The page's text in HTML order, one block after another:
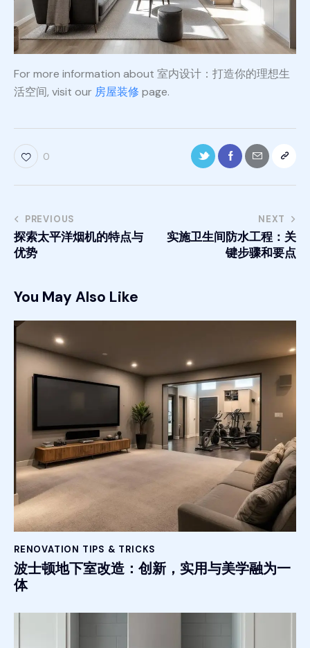
For more information about 室内设计：打造你的理想生
活空间, visit our 房屋装修 page.
0
PREVIOUS
探索太平洋烟机的特点与
优势
NEXT
实施卫生间防水工程：关
键步骤和要点
You May Also Like
RENOVATION TIPS & TRICKS
波士顿地下室改造：创新，实用与美学融为一
体